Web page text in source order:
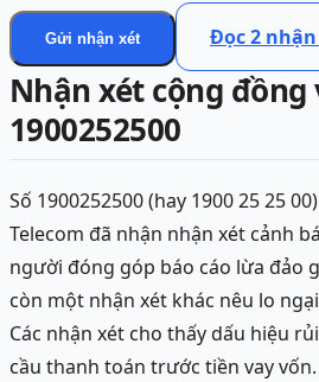
Gửi nhận xét Đọc2
Nhận xét cộng đồng
1900252500
Số 1900252500 (hay 1900 25 25
Telecom đã nhận nhận xét cảnh
người đóng góp báo cáo lừa đảo
còn một nhận xét khác nêu lo
Các nhận xét cho thấy dấu hiệu
cầu thanh toán trước tiền vay vốn.